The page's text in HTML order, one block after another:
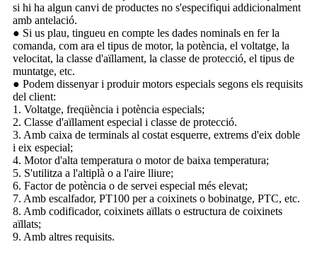
si hi ha algun canvi de productes no s'especifiqui addicionalment
amb antelació.
● Si us plau, tingueu en compte les dades nominals en fer la
comanda, com ara el tipus de motor, la potència, el voltatge, la
velocitat, la classe d'aïllament, la classe de protecció, el tipus de
muntatge, etc.
● Podem dissenyar i produir motors especials segons els requisits
del client:
1. Voltatge, freqüència i potència especials;
2. Classe d'aïllament especial i classe de protecció.
3. Amb caixa de terminals al costat esquerre, extrems d'eix doble
i eix especial;
4. Motor d'alta temperatura o motor de baixa temperatura;
5. S'utilitza a l'altiplà o a l'aire lliure;
6. Factor de potència o de servei especial més elevat;
7. Amb escalfador, PT100 per a coixinets o bobinatge, PTC, etc.
8. Amb codificador, coixinets aïllats o estructura de coixinets
aïllats;
9. Amb altres requisits.